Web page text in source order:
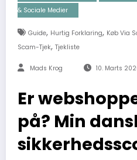
& Sociale Medier
Guide, Hurtig Forklaring, Køb Via
Scam-Tjek, Tjekliste
Mads Krog 10. Marts
Er
på? Min